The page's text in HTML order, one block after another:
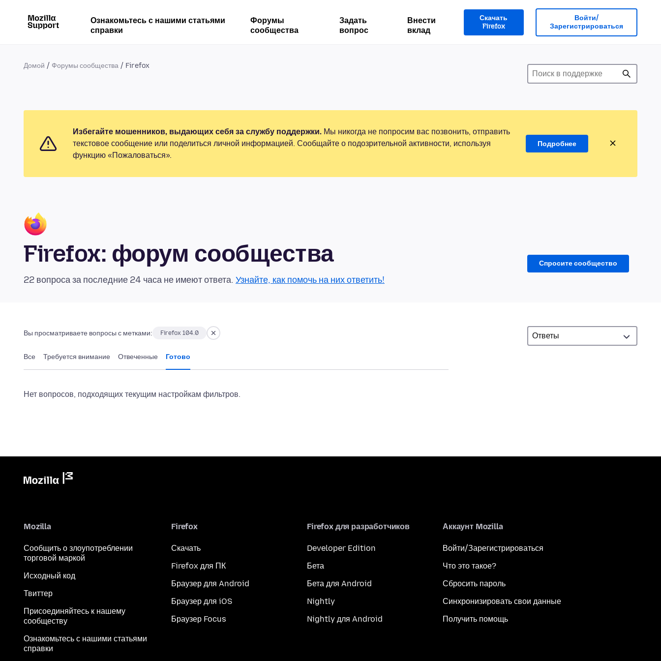
Ознакомьтесь с нашими статьями
справки
Форумы
сообщества
Задать
вопрос
Внести
вклад
Скачать
Firefox
Войти/
Зарегистрироваться
Домой Форумы сообщества Firefox
Избегайте мошенников, выдающих себя за службу поддержки. Мы никогда не попросим вас позвонить, отправить
текстовое сообщение или поделиться личной информацией. Сообщайте о подозрительной активности, используя
функцию «Пожаловаться».
Подробнее
Firefox: форум сообщества
22 вопроса за последние 24 часа не имеют ответа. Узнайте, как помочь на них ответить!
Спросите сообщество
Вы просматриваете вопросы с метками: Firefox 104.0
Все Требуется внимание Отвеченные Готово
Нет вопросов, подходящих текущим настройкам фильтров.
Mozilla
Сообщить о злоупотреблении
торговой маркой
Исходный код
Твиттер
Присоединяйтесь к нашему
сообществу
Ознакомьтесь с нашими статьями
справки
Firefox
Скачать
Firefox для ПК
Браузер для Android
Браузер для iOS
Браузер Focus
Firefox для разработчиков
Developer Edition
Бета
Бета для Android
Nightly
Nightly для Android
Аккаунт Mozilla
Войти/Зарегистрироваться
Что это такое?
Сбросить пароль
Синхронизировать свои данные
Получить помощь